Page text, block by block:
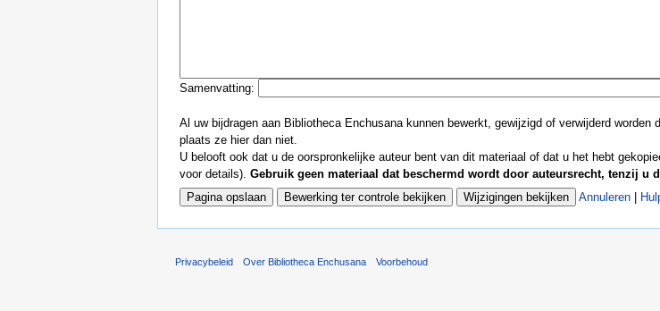
Samenvatting:
Al uw bijdragen aan Bibliotheca Enchusana kunnen bewerkt, gewijzigd of verwijderd
plaats ze hier dan niet.
U belooft ook dat u de oorspronkelijke auteur bent van dit materiaal of dat u het hebt
voor details). Gebruik geen materiaal dat beschermd wordt door auteursrecht, tenzij u
Annuleren
Privacybeleid Over Bibliotheca Enchusana Voorbehoud